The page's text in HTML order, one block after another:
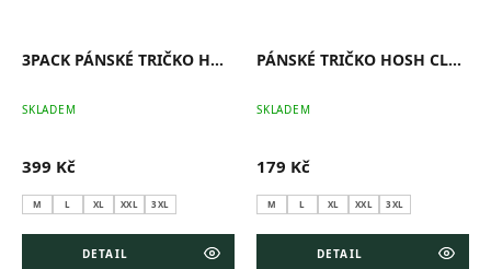
3PACK PÁNSKÉ TRIČKO HOSH CLASSIC BÍLÉ
SKLADEM
399 Kč
M L XL XXL 3XL
DETAIL
PÁNSKÉ TRIČKO HOSH CLASSIC BÍLÉ
SKLADEM
179 Kč
M L XL XXL 3XL
DETAIL